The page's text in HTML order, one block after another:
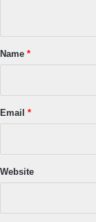
*Name *
Email *
Website